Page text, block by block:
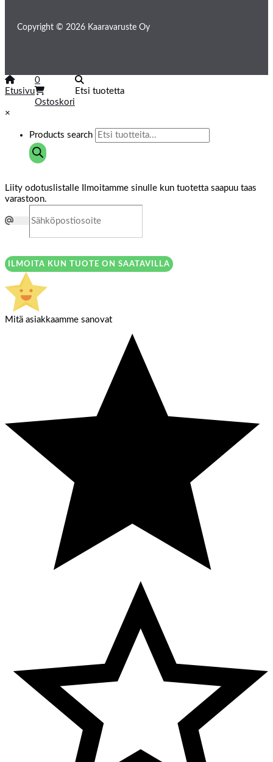
Copyright © 2026 Kaaravaruste Oy
Etusivu
0
Ostoskori
Etsi tuotetta
×
Products search
Liity odotuslistalle
Ilmoitamme sinulle kun tuotetta saapuu taas
varastoon.
ILMOITA KUN TUOTE ON SAATAVILLA
Mitä asiakkaamme sanovat